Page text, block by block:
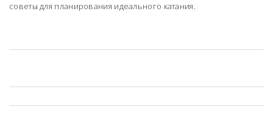
советы для планирования идеального катания.